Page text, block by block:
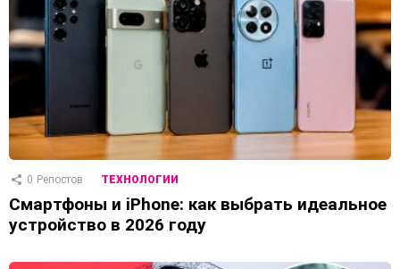
0 Репостов ТЕХНОЛОГИИ
Смартфоны и iPhone: как выбрать идеальное
устройство в 2026 году